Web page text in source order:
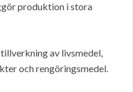
produktion i stora
av livsmedel,
och rengöringsmedel.